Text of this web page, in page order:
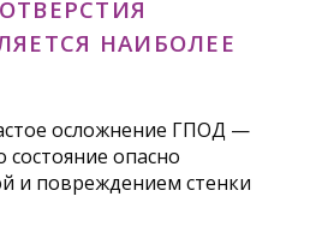
НАИБОЛЕЕ
осложнение ГПОД —
состояние опасно
и повреждением стенки